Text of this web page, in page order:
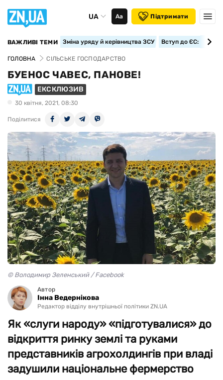
UA Аа Підтримати
ВАЖЛИВІ ТЕМИ Зміна уряду й керівництва ЗСУ Вступ до ЄС:
ГОЛОВНА СІЛЬСЬКЕ ГОСПОДАРСТВО
БУЕНОС ЧАВЕС, ПАНОВЕ!
ЕКСКЛЮЗИВ
30 квiтня, 2021, 08:30
Поділитися
© Володимир Зеленський / Facebook
Автор
Інна Ведернікова
Редактор відділу внутрішньої політики ZN.UA
Як «слуги народу» «підготувалися» до
відкриття ринку землі та руками
представників агрохолдингів при владі
задушили національне фермерство